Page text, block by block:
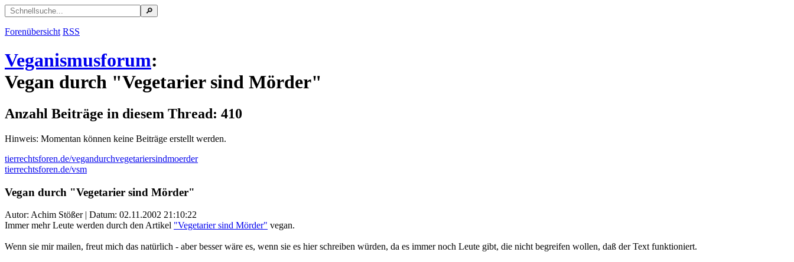
Forenübersicht RSS
Veganismusforum:
Vegan durch "Vegetarier sind Mörder"
Anzahl Beiträge in diesem Thread: 410
Hinweis: Momentan können keine Beiträge erstellt werden.
tierrechtsforen.de/vegandurchvegetariersindmoerder
tierrechtsforen.de/vsm
Vegan durch "Vegetarier sind Mörder"
Autor: Achim Stößer | Datum: 02.11.2002 21:10:22
Immer mehr Leute werden durch den Artikel "Vegetarier sind Mörder" vegan.
Wenn sie mir mailen, freut mich das natürlich - aber besser wäre es, wenn sie es hier schreiben würden, da es immer noch Leute gibt, die nicht begreifen wollen, daß der Text funktioniert.